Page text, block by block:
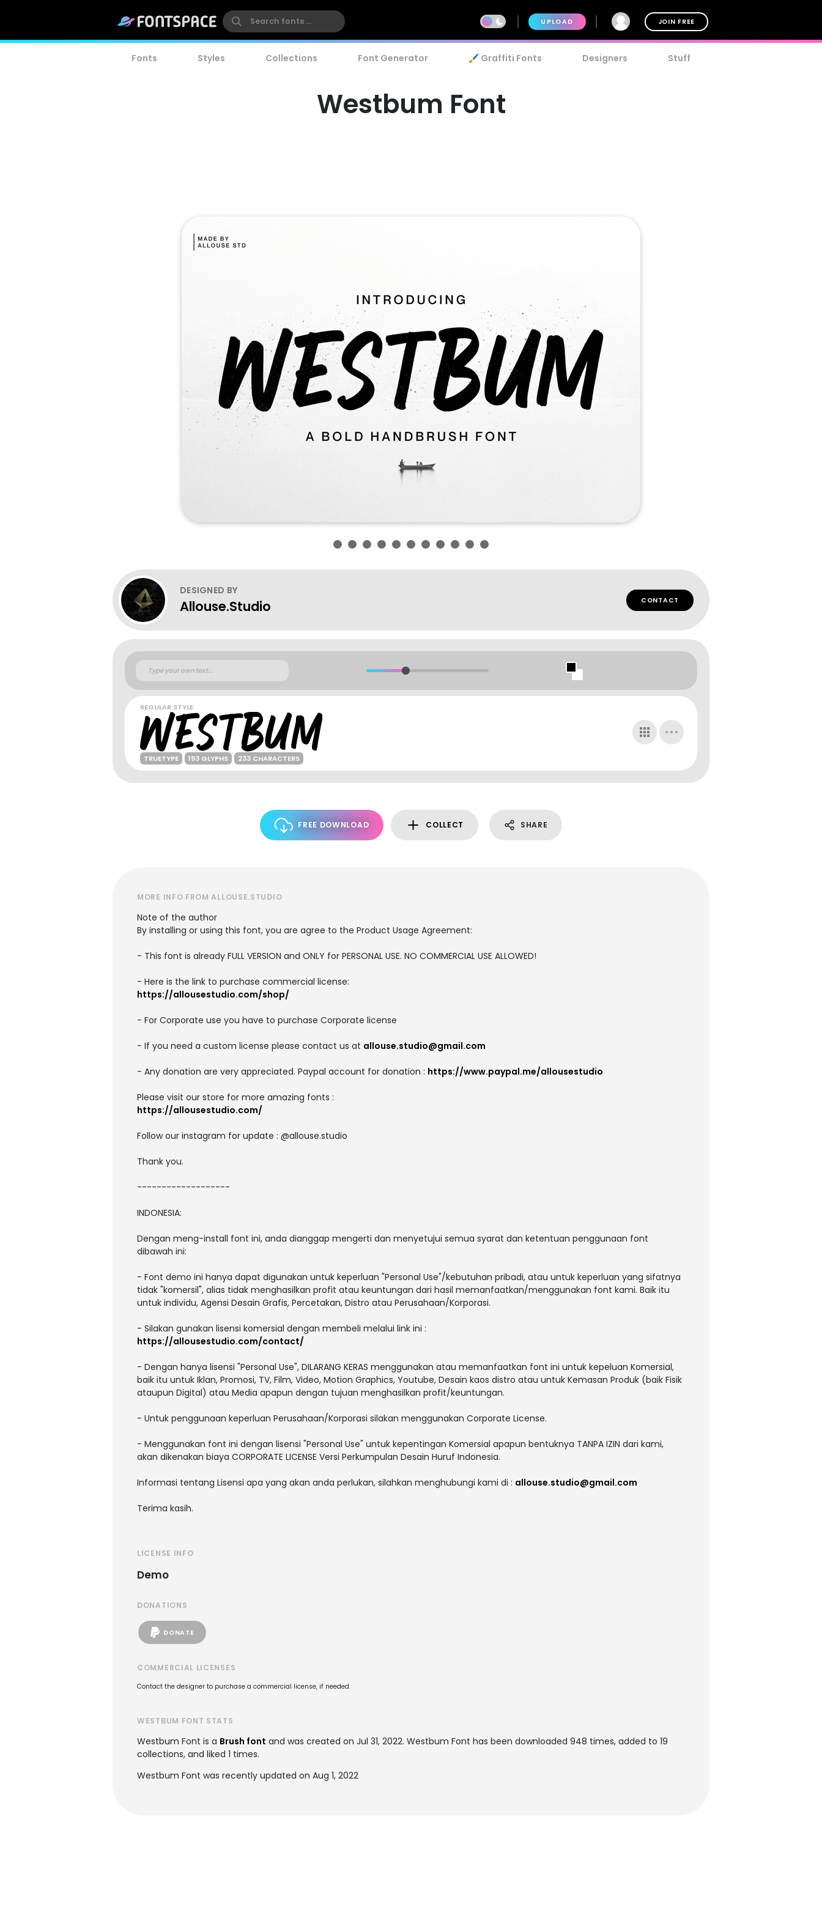
UPLOAD JOIN FREE
Fonts Styles Collections Font Generator 🖌️ Graffiti Fonts Designers Stuff
Westbum Font
DESIGNED BY
Allouse.Studio CONTACT
REGULAR STYLE
TRUETYPE 193 GLYPHS 233 CHARACTERS
FREE DOWNLOAD COLLECT SHARE
MORE INFO FROM ALLOUSE.STUDIO
Note of the author
By installing or using this font, you are agree to the Product Usage Agreement:
- This font is already FULL VERSION and ONLY for PERSONAL USE. NO COMMERCIAL USE ALLOWED!
- Here is the link to purchase commercial license:
https://allousestudio.com/shop/
- For Corporate use you have to purchase Corporate license
- If you need a custom license please contact us at allouse.studio@gmail.com
- Any donation are very appreciated. Paypal account for donation : https://www.paypal.me/allousestudio
Please visit our store for more amazing fonts :
https://allousestudio.com/
Follow our instagram for update : @allouse.studio
Thank you.
-------------------
INDONESIA:
Dengan meng-install font ini, anda dianggap mengerti dan menyetujui semua syarat dan ketentuan penggunaan font
dibawah ini:
- Font demo ini hanya dapat digunakan untuk keperluan "Personal Use"/kebutuhan pribadi, atau untuk keperluan yang sifatnya
tidak "komersil", alias tidak menghasilkan profit atau keuntungan dari hasil memanfaatkan/menggunakan font kami. Baik itu
untuk individu, Agensi Desain Grafis, Percetakan, Distro atau Perusahaan/Korporasi.
- Silakan gunakan lisensi komersial dengan membeli melalui link ini :
https://allousestudio.com/contact/
- Dengan hanya lisensi "Personal Use", DILARANG KERAS menggunakan atau memanfaatkan font ini untuk kepeluan Komersial,
baik itu untuk Iklan, Promosi, TV, Film, Video, Motion Graphics, Youtube, Desain kaos distro atau untuk Kemasan Produk (baik Fisik
ataupun Digital) atau Media apapun dengan tujuan menghasilkan profit/keuntungan.
- Untuk penggunaan keperluan Perusahaan/Korporasi silakan menggunakan Corporate License.
- Menggunakan font ini dengan lisensi "Personal Use" untuk kepentingan Komersial apapun bentuknya TANPA IZIN dari kami,
akan dikenakan biaya CORPORATE LICENSE Versi Perkumpulan Desain Huruf Indonesia.
Informasi tentang Lisensi apa yang akan anda perlukan, silahkan menghubungi kami di : allouse.studio@gmail.com
Terima kasih.
LICENSE INFO
Demo
DONATIONS
DONATE
COMMERCIAL LICENSES
Contact the designer to purchase a commercial license, if needed.
WESTBUM FONT STATS
Westbum Font is a Brush font and was created on Jul 31, 2022. Westbum Font has been downloaded 948 times, added to 19
collections, and liked 1 times.
Westbum Font was recently updated on Aug 1, 2022